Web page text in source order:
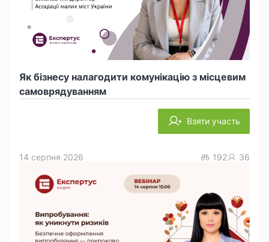
Як бізнесу налагодити комунікацію з місцевим
самоврядуванням
Взяти участь
14 серпня 2026 192 36